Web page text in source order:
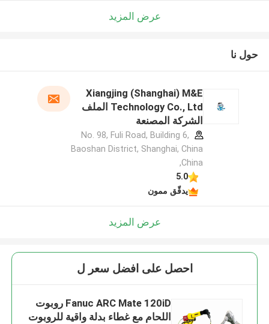
عرض المزيد
حول نا
Xiangjing (Shanghai) M&E
Technology Co., Ltd الملف
الشركة المصنعة
No. 98, Fuli Road, Building 6,
Baoshan District, Shanghai, China
,China
5.0
يدقّق ممون
عرض المزيد
احصل على افضل سعر ل
Fanuc ARC Mate 120iD روبوت
اللحام مع غطاء بدلة واقية للروبوت